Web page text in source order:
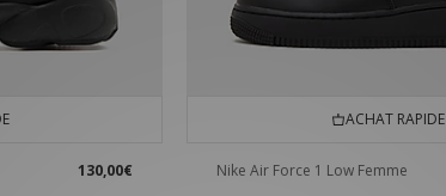
130,00€
ACHAT RAPIDE
Nike Air Force 1 Low Femme